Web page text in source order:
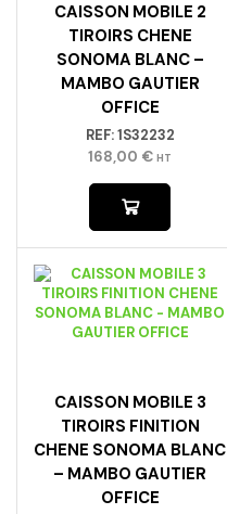
CAISSON MOBILE 2
TIROIRS CHENE
SONOMA BLANC –
MAMBO GAUTIER
OFFICE
REF:1S32232
168,00 € HT
CAISSON MOBILE 3
TIROIRS FINITION
CHENE SONOMA BLANC
– MAMBO GAUTIER
OFFICE